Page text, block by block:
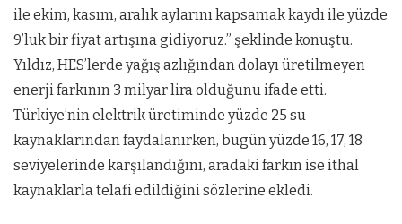
ile ekim, kasım, aralık aylarını kapsamak kaydı ile yüzde
9’luk bir fiyat artışına gidiyoruz.” şeklinde konuştu.
Yıldız, HES’lerde yağış azlığından dolayı üretilmeyen
enerji farkının 3 milyar lira olduğunu ifade etti.
Türkiye’nin elektrik üretiminde yüzde 25 su
kaynaklarından faydalanırken, bugün yüzde 16, 17, 18
seviyelerinde karşılandığını, aradaki farkın ise ithal
kaynaklarla telafi edildiğini sözlerine ekledi.